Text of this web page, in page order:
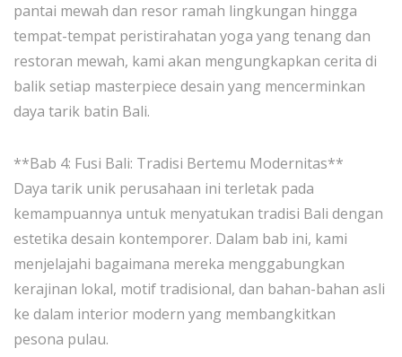
pantai mewah dan resor ramah lingkungan hingga
tempat-tempat peristirahatan yoga yang tenang dan
restoran mewah, kami akan mengungkapkan cerita di
balik setiap masterpiece desain yang mencerminkan
daya tarik batin Bali.
**Bab 4: Fusi Bali: Tradisi Bertemu Modernitas**
Daya tarik unik perusahaan ini terletak pada
kemampuannya untuk menyatukan tradisi Bali dengan
estetika desain kontemporer. Dalam bab ini, kami
menjelajahi bagaimana mereka menggabungkan
kerajinan lokal, motif tradisional, dan bahan-bahan asli
ke dalam interior modern yang membangkitkan
pesona pulau.